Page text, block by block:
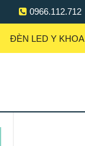
0966.112.712
ĐÈN LED Y KHOA